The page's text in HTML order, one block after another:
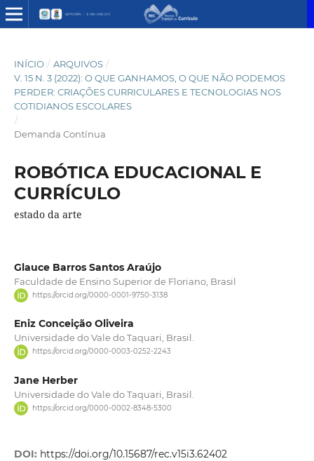
INÍCIO / ARQUIVOS /
V. 15 N. 3 (2022): O QUE GANHAMOS, O QUE NÃO PODEMOS
PERDER: CRIAÇÕES CURRICULARES E TECNOLOGIAS NOS
COTIDIANOS ESCOLARES
/
Demanda Contínua
ROBÓTICA EDUCACIONAL E
CURRÍCULO
estado da arte
Glauce Barros Santos Araújo
Faculdade de Ensino Superior de Floriano, Brasil
https://orcid.org/0000-0001-9750-3138
Eniz Conceição Oliveira
Universidade do Vale do Taquari, Brasil.
https://orcid.org/0000-0003-0252-2243
Jane Herber
Universidade do Vale do Taquari, Brasil.
https://orcid.org/0000-0002-8348-5300
DOI: https://doi.org/10.15687/rec.v15i3.62402